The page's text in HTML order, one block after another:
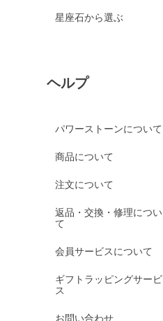
星座石から選ぶ
ヘルプ
パワーストーンについて
商品について
注文について
返品・交換・修理につい
て
会員サービスについて
ギフトラッピングサービ
ス
お問い合わせ